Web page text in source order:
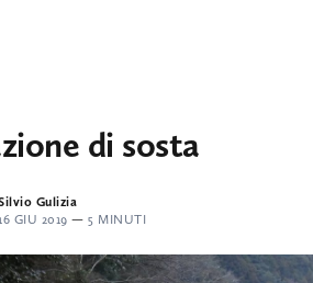
di sosta
Gulizia
GIU 2019 — 5 MINUTI